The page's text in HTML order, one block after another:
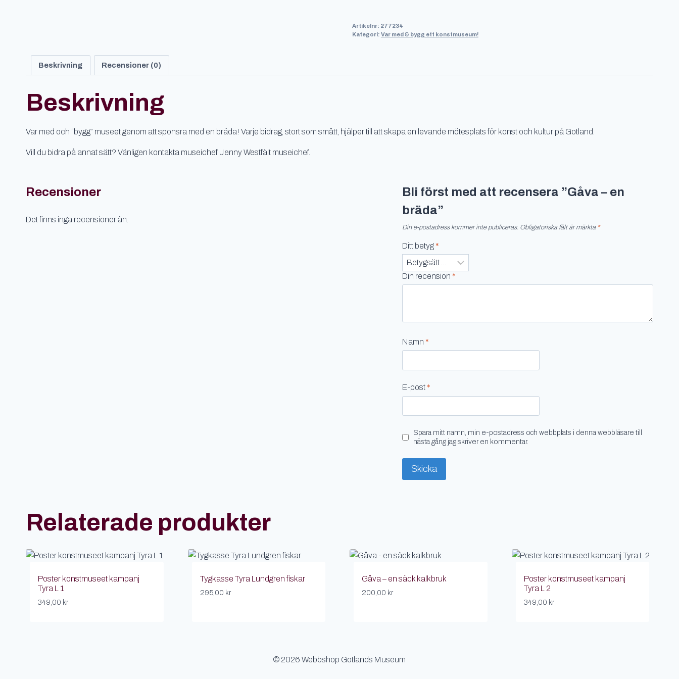
mängd
Artikelnr: 277234
Kategori: Var med & bygg ett konstmuseum!
Beskrivning Recensioner (0)
Beskrivning
Var med och “bygg” museet genom att sponsra med en bräda! Varje bidrag, stort som smått, hjälper till att skapa en levande mötesplats för konst och kultur på Gotland.
Vill du bidra på annat sätt? Vänligen kontakta museichef Jenny Westfält museichef.
Recensioner
Det finns inga recensioner än.
Bli först med att recensera ”Gåva – en
bräda”
Din e-postadress kommer inte publiceras. Obligatoriska fält är märkta *
Ditt betyg *
Din recension *
Namn *
E-post *
Spara mitt namn, min e-postadress och webbplats i denna webbläsare till
nästa gång jag skriver en kommentar.
Relaterade produkter
Poster konstmuseet kampanj
Tyra L 1
349,00 kr
Tygkasse Tyra Lundgren fiskar
295,00 kr
Gåva – en säck kalkbruk
200,00 kr
Poster konstmuseet kampanj
Tyra L 2
349,00 kr
© 2026 Webbshop Gotlands Museum